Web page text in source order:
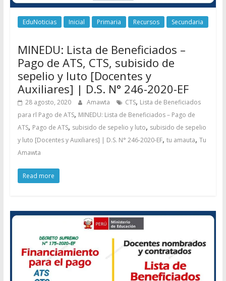
EduNoticias Inicial Primaria Recursos Secundaria
MINEDU: Lista de Beneficiados –
Pago de ATS, CTS, subisido de
sepelio y luto [Docentes y
Auxiliares] | D.S. N° 246-2020-EF
28 agosto, 2020 Amawta CTS, Lista de Beneficiados
para rl Pago de ATS, MINEDU: Lista de Beneficiados – Pago de
ATS, Pago de ATS, subisido de sepelio y luto, subisido de sepelio
y luto [Docentes y Auxiliares] | D.S. N° 246-2020-EF, tu amauta, Tu
Amawta
Read more